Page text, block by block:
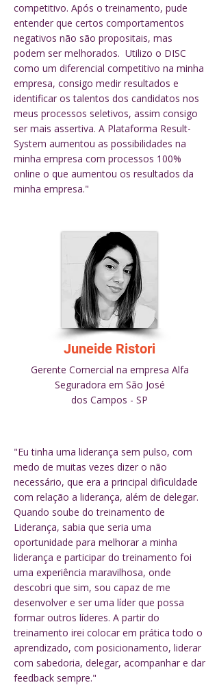
competitivo. Após o treinamento, pude
entender que certos comportamentos
negativos não são propositais, mas
podem ser melhorados. Utilizo o DISC
como um diferencial competitivo na minha
empresa, consigo medir resultados e
identificar os talentos dos candidatos nos
meus processos seletivos, assim consigo
ser mais assertiva. A Plataforma Result-
System aumentou as possibilidades na
minha empresa com processos 100%
online o que aumentou os resultados da
minha empresa."
Juneide Ristori
Gerente Comercial na empresa Alfa
Seguradora em São José
dos Campos - SP
"Eu tinha uma liderança sem pulso, com
medo de muitas vezes dizer o não
necessário, que era a principal dificuldade
com relação a liderança, além de delegar.
Quando soube do treinamento de
Liderança, sabia que seria uma
oportunidade para melhorar a minha
liderança e participar do treinamento foi
uma experiência maravilhosa, onde
descobri que sim, sou capaz de me
desenvolver e ser uma líder que possa
formar outros líderes. A partir do
treinamento irei colocar em prática todo o
aprendizado, com posicionamento, liderar
com sabedoria, delegar, acompanhar e dar
feedback sempre."